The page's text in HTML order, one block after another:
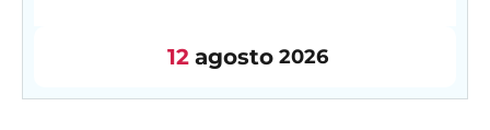
12 agosto 2026